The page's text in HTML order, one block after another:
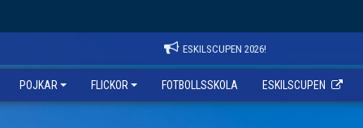
ESKILSCUPEN 2026!
POJKAR FLICKOR FOTBOLLSSKOLA ESKILSCUPEN